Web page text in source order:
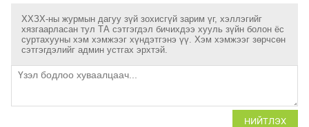
ХХЗХ-ны журмын дагуу зүй зохисгүй зарим үг, хэллэгийг
хязгаарласан тул ТА сэтгэгдэл бичихдээ хууль зүйн болон ёс
суртахууны хэм хэмжээг хүндэтгэнэ үү. Хэм хэмжээг зөрчсөн
сэтгэгдэлийг админ устгах эрхтэй.
НИЙТЛЭХ